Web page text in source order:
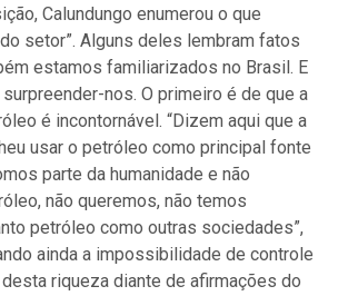
Calundungo enumerou o que
setor”. Alguns deles lembram fatos
estamos familiarizados no Brasil. E
nos. O primeiro é de que a
é incontornável. “Dizem aqui que a
usar o petróleo como principal fonte
parte da humanidade e não
não queremos, não temos
petróleo como outras sociedades”,
ainda a impossibilidade de controle
riqueza diante de afirmações do